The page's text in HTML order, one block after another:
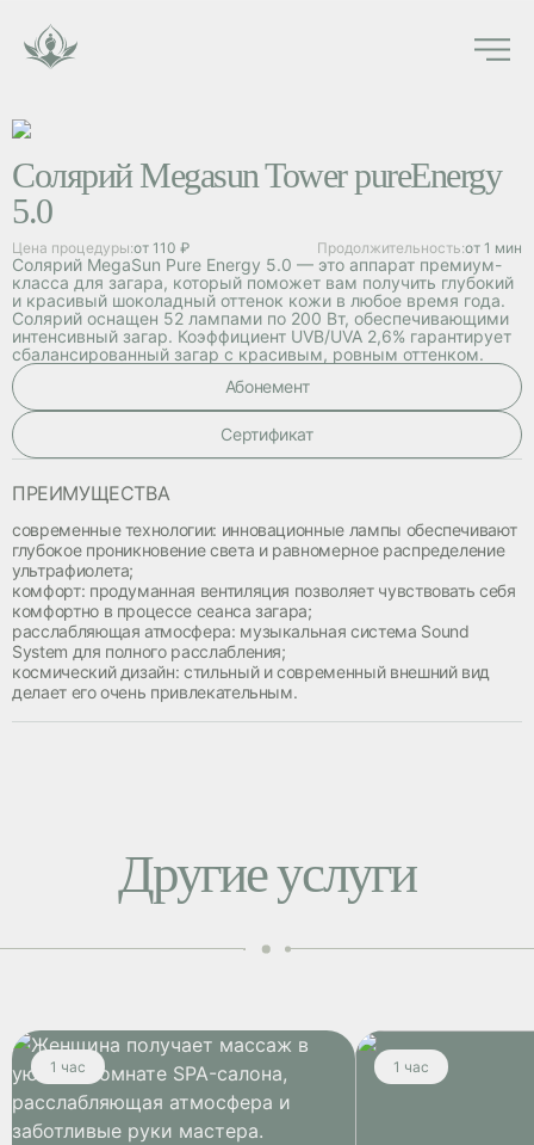
Солярий Megasun Tower pureEnergy
5.0
Цена процедуры:от 110 ₽ Продолжительность:от 1 мин
Солярий MegaSun Pure Energy 5.0 — это аппарат премиум-
класса для загара, который поможет вам получить глубокий
и красивый шоколадный оттенок кожи в любое время года.
Солярий оснащен 52 лампами по 200 Вт, обеспечивающими
интенсивный загар. Коэффициент UVB/UVA 2,6% гарантирует
сбалансированный загар с красивым, ровным оттенком.
Абонемент
Cертификат
ПРЕИМУЩЕСТВА
современные технологии: инновационные лампы обеспечивают
глубокое проникновение света и равномерное распределение
ультрафиолета;
комфорт: продуманная вентиляция позволяет чувствовать себя
комфортно в процессе сеанса загара;
расслабляющая атмосфера: музыкальная система Sound
System для полного расслабления;
космический дизайн: стильный и современный внешний вид
делает его очень привлекательным.
Другие услуги
1 час 1 час